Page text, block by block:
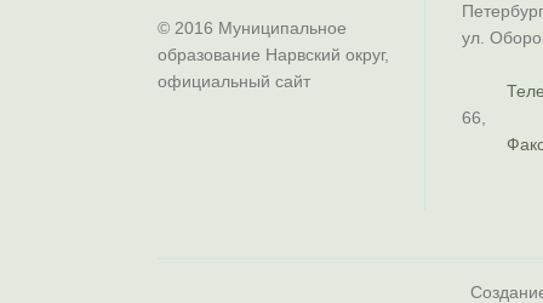
© 2016 Муниципальное
образование Нарвский округ,
официальный сайт
ул.
66